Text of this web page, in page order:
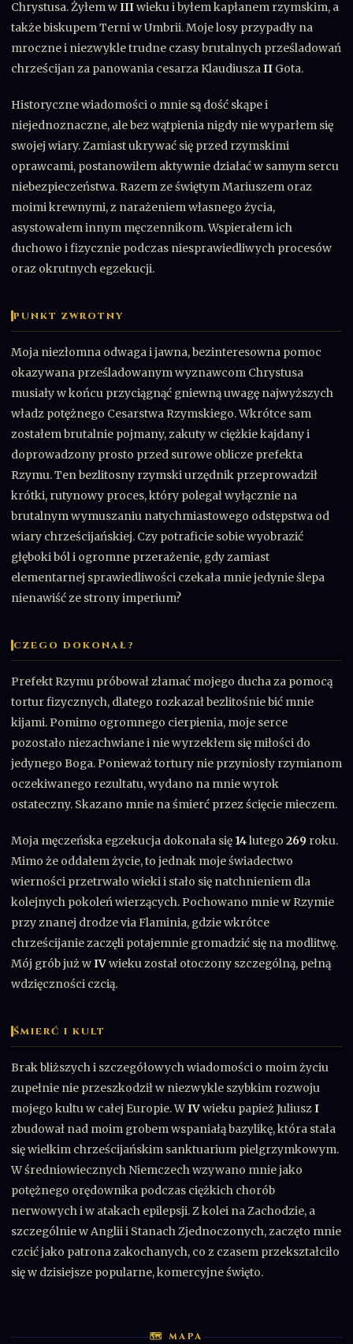
Chrystusa. Żyłem wIIIwieku i byłem kapłanem rzymskim, a
także biskupem Terni w Umbrii. Moje losy przypadły na
mroczne i niezwykle trudne czasy brutalnych prześladowań
chrześcijan za panowania cesarza KlaudiuszaII Gota.
Historyczne wiadomości o mnie są dość skąpe i
niejednoznaczne, ale bez wątpienia nigdy nie wyparłem się
swojej wiary. Zamiast ukrywać się przed rzymskimi
oprawcami, postanowiłem aktywnie działać w samym sercu
niebezpieczeństwa. Razem ze świętym Mariuszem oraz
moimi krewnymi, z narażeniem własnego życia,
asystowałem innym męczennikom. Wspierałem ich
duchowo i fizycznie podczas niesprawiedliwych procesów
oraz okrutnych egzekucji.
PUNKT ZWROTNY
Moja niezłomna odwaga i jawna, bezinteresowna pomoc
okazywana prześladowanym wyznawcom Chrystusa
musiały w końcu przyciągnąć gniewną uwagę najwyższych
władz potężnego Cesarstwa Rzymskiego. Wkrótce sam
zostałem brutalnie pojmany, zakuty w ciężkie kajdany i
doprowadzony prosto przed surowe oblicze prefekta
Rzymu. Ten bezlitosny rzymski urzędnik przeprowadził
krótki, rutynowy proces, który polegał wyłącznie na
brutalnym wymuszaniu natychmiastowego odstępstwa od
wiary chrześcijańskiej. Czy potraficie sobie wyobrazić
głęboki ból i ogromne przerażenie, gdy zamiast
elementarnej sprawiedliwości czekała mnie jedynie ślepa
nienawiść ze strony imperium?
CZEGO DOKONAŁ?
Prefekt Rzymu próbował złamać mojego ducha za pomocą
tortur fizycznych, dlatego rozkazał bezlitośnie bić mnie
kijami. Pomimo ogromnego cierpienia, moje serce
pozostało niezachwiane i nie wyrzekłem się miłości do
jedynego Boga. Ponieważ tortury nie przyniosły rzymianom
oczekiwanego rezultatu, wydano na mnie wyrok
ostateczny. Skazano mnie na śmierć przez ścięcie mieczem.
Moja męczeńska egzekucja dokonała się 14lutego 269 roku.
Mimo że oddałem życie, to jednak moje świadectwo
wierności przetrwało wieki i stało się natchnieniem dla
kolejnych pokoleń wierzących. Pochowano mnie w Rzymie
przy znanej drodze via Flaminia, gdzie wkrótce
chrześcijanie zaczęli potajemnie gromadzić się na modlitwę.
Mój grób już wIVwieku został otoczony szczególną, pełną
wdzięczności czcią.
ŚMIERĆ I KULT
Brak bliższych i szczegółowych wiadomości o moim życiu
zupełnie nie przeszkodził w niezwykle szybkim rozwoju
mojego kultu w całej Europie. WIVwieku papież JuliuszI
zbudował nad moim grobem wspaniałą bazylikę, która stała
się wielkim chrześcijańskim sanktuarium pielgrzymkowym.
W średniowiecznych Niemczech wzywano mnie jako
potężnego orędownika podczas ciężkich chorób
nerwowych i w atakach epilepsji. Z kolei na Zachodzie, a
szczególnie w Anglii i Stanach Zjednoczonych, zaczęto mnie
czcić jako patrona zakochanych, co z czasem przekształciło
się w dzisiejsze popularne, komercyjne święto.
🗺 MAPA